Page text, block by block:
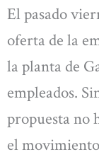
El pasado
oferta de la
la planta de
empleados.
propuesta no
el